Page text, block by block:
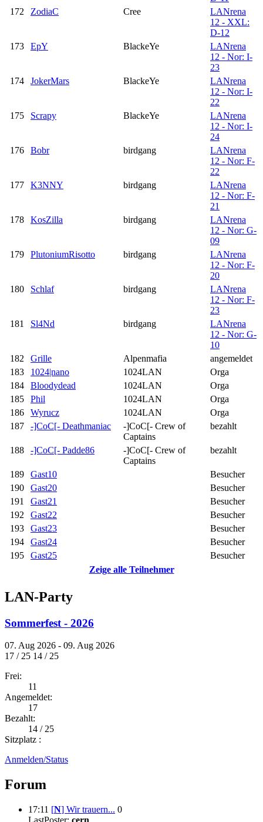
172
ZodiaC Cree
LANrena
12 - XXL:
D-12
173
EpY BlackeYe
LANrena
12 - Nor: I-
23
174
JokerMars BlackeYe
LANrena
12 - Nor: I-
22
175
Scrapy BlackeYe
LANrena
12 - Nor: I-
24
176
Bobr birdgang
LANrena
12 - Nor: F-
22
177
K3NNY birdgang
LANrena
12 - Nor: F-
21
178
KosZilla birdgang
LANrena
12 - Nor: G-
09
179
PlutoniumRisotto birdgang
LANrena
12 - Nor: F-
20
180
Schlaf birdgang
LANrena
12 - Nor: F-
23
181
Sl4Nd birdgang
LANrena
12 - Nor: G-
10
182
Grille Alpenmafia
angemeldet
183
1024|nano 1024LAN
Orga
184
Bloodydead 1024LAN
Orga
185
Phil 1024LAN
Orga
186
Wyrucz 1024LAN
Orga
187
-]CoC[- Deathmaniac
-]CoC[- Crew of
Captains
bezahlt
188 -]CoC[- Padde86
-]CoC[- Crew of
Captains
bezahlt
189 Gast10
Besucher
190
Gast20
Besucher
191
Gast21
Besucher
192
Gast22
Besucher
193
Gast23
Besucher
194
Gast24
Besucher
195
Gast25
Besucher
Zeige alle Teilnehmer
LAN-Party
Sommerfest - 2026
07. Aug 2026 - 09. Aug 2026
17 / 25 14 / 25
Frei:
11
Angemeldet:
17
Bezahlt:
14 / 25
Sitzplatz :
Anmelden/Status
Forum
17:11 [N] Wir trauern... 0